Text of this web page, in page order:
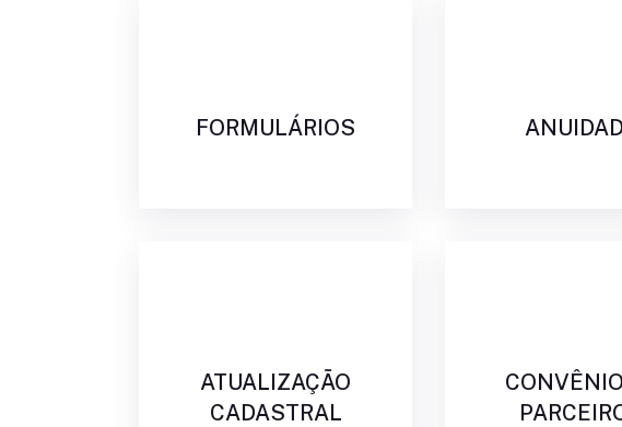
FORMULÁRIOS
ATUALIZAÇÃO
CADASTRAL